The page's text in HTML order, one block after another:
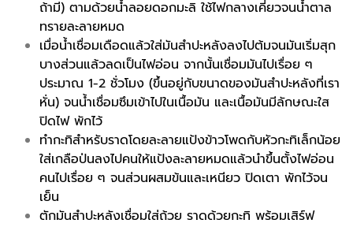
ถ้ามี) ตามด้วยน้ำลอยดอกมะลิ ใช้ไฟกลางเคี่ยวจนน้ำตาล
ทรายละลายหมด
เมื่อน้ำเชื่อมเดือดแล้วใส่มันสำปะหลังลงไปต้มจนมันเริ่มสุก
บางส่วนแล้วลดเป็นไฟอ่อน จากนั้นเชื่อมมันไปเรื่อย ๆ
ประมาณ 1-2 ชั่วโมง (ขึ้นอยู่กับขนาดของมันสำปะหลังที่เรา
หั่น) จนน้ำเชื่อมซึมเข้าไปในเนื้อมัน และเนื้อมันมีลักษณะใส
ปิดไฟ พักไว้
ทำกะทิสำหรับราดโดยละลายแป้งข้าวโพดกับหัวกะทิเล็กน้อย
ใส่เกลือป่นลงไปคนให้แป้งละลายหมดแล้วนำขึ้นตั้งไฟอ่อน
คนไปเรื่อย ๆ จนส่วนผสมข้นและเหนียว ปิดเตา พักไว้จน
เย็น
ตักมันสำปะหลังเชื่อมใส่ถ้วย ราดด้วยกะทิ พร้อมเสิร์ฟ